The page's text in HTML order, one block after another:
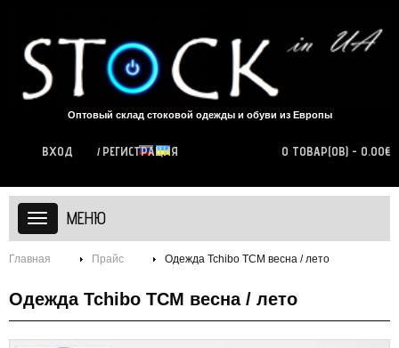
Оптовый склад стоковой одежды и обуви из Европы
0 ТОВАР(ОВ) - 0.00€
ВХОД РЕГИСТРАЦИЯ
МЕНЮ
Главная Прайс Одежда Tchibo TCM весна / лето
Одежда Tchibo TCM весна / лето